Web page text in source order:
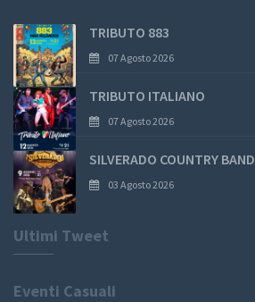
TRIBUTO 883
07 Agosto 2026
TRIBUTO ITALIANO
07 Agosto 2026
SILVERADO COUNTRY BAND
03 Agosto 2026
Ultimi Tweet
Eventi Casuali